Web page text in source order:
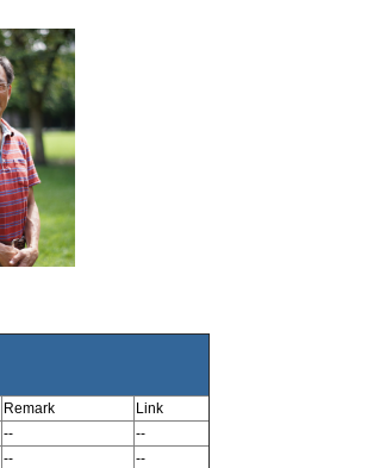
Remark
Link
--
--
--
--